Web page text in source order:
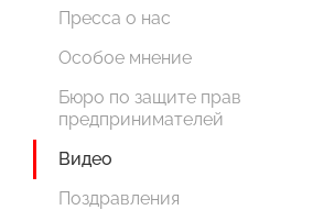
Пресса о нас
Особое мнение
Бюро по защите прав
предпринимателей
Видео
Поздравления